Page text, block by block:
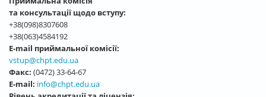
та консультації щодо вступу:
+38(098)8307608
+38(063)4584192
E-mail приймальної комісії:
vstup@chpt.edu.ua
Факс: (0472) 33-64-67
E-mail: info@chpt.edu.ua